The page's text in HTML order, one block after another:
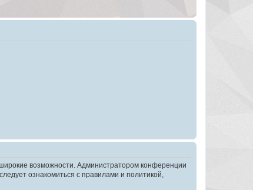
возможности. Администратором конференции
ознакомиться с правилами и политикой,